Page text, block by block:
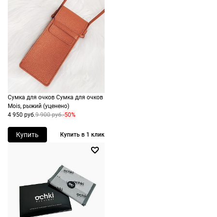
Долями
Долями — сервис, позволяющий
разделить оплату покупок на четыре
Сплит от Яндекс Пэй
Яндекс Пэй позволяет оплачивать
оправы сразу или частями через
Сумка для очков Сумка для очков
Mois, рыжий (уценено)
4 950 руб.9 900 руб.-50%
Купить Купить в 1 клик